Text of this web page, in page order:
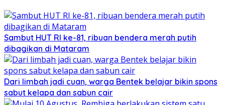
Sambut HUT RI ke-81, ribuan bendera merah putih
dibagikan di Mataram
Dari limbah jadi cuan, warga Bentek belajar bikin spons
sabut kelapa dan sabun cair